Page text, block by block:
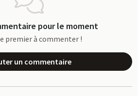
pour le moment
premier à commenter !
un commentaire